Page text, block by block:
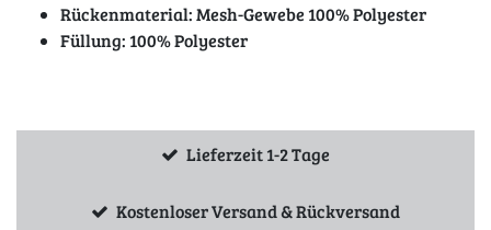
Rückenmaterial: Mesh-Gewebe 100% Polyester
Füllung: 100% Polyester
Lieferzeit 1-2 Tage
Kostenloser Versand & Rückversand